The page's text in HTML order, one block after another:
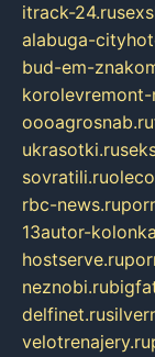
itrack-24.ru
alabuga-
bud-em-
korolevremont-
oooagrosnab.ru
ukrasotki.ru
sovratili.ru
rbc-news.ru
13autor-
hostserve.ru
neznobi.ru
delfinet.ru
velotrenajery.ru